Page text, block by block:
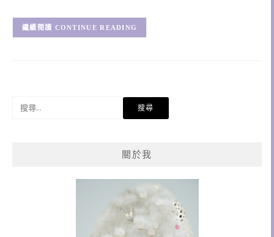
CONTINUE READING
關於我